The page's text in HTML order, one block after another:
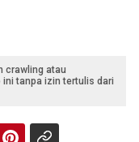
crawling atau
tanpa izin tertulis dari